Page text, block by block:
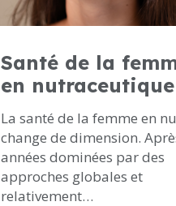
Santé de la
en nutraceutique
La santé de la femme en
change de dimension.
années dominées par des
approches globales et
relativement…